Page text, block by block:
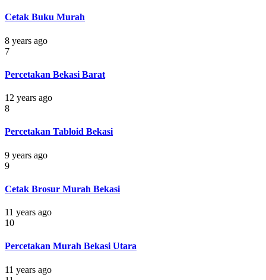
Cetak Buku Murah
8 years ago
7
Percetakan Bekasi Barat
12 years ago
8
Percetakan Tabloid Bekasi
9 years ago
9
Cetak Brosur Murah Bekasi
11 years ago
10
Percetakan Murah Bekasi Utara
11 years ago